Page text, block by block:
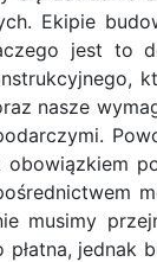
Ekipie
jest to
nasze
musimy
jednak